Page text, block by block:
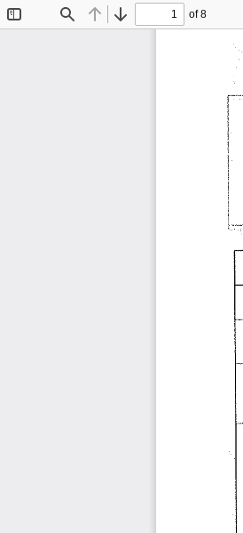
Find Previous
Next
of 8